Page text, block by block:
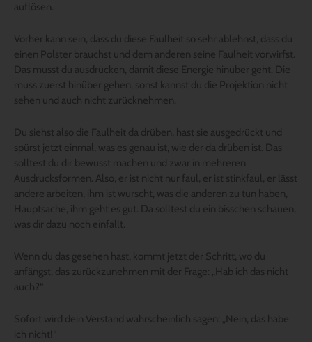
auflösen.
Vorher kann sein, dass du diese Faulheit so sehr ablehnst, dass du
einen Polster brauchst und dem anderen seine Faulheit vorwirfst.
Das musst du ausdrücken, damit diese Energie hinüber geht. Die
muss zuerst hinüber gehen, sonst kannst du die Projektion nicht
sehen und auch nicht zurücknehmen.
Du siehst also die Faulheit da drüben, hast sie ausgedrückt und
spürst jetzt einmal, was es genau ist, wie der da drüben ist. Das
solltest du dir bewusst machen und zwar in mehreren
Ausdrucksformen. Also, er ist nicht nur faul, er ist stinkfaul, er lässt
andere arbeiten, ihm ist wurscht, was die anderen zu tun haben,
Hauptsache, ihm geht es gut. Da solltest du ein bisschen schauen,
was dir dazu noch einfällt.
Wenn du das gesehen hast, kommt jetzt der Schritt, wo du
anfängst, das zurückzunehmen mit der Frage: „Hab ich das nicht
auch?“
Sofort wird dein Verstand wahrscheinlich sagen: „Nein, das habe
ich nicht!“